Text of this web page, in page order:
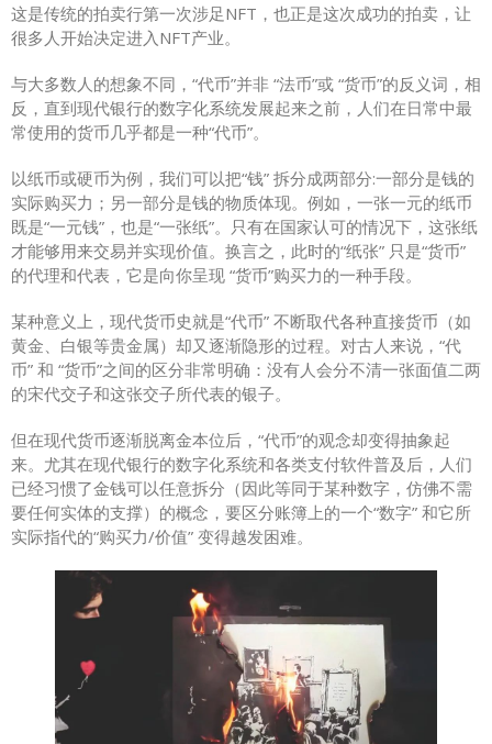
这是传统的拍卖行第一次涉足NFT，也正是这次成功的拍卖，让
很多人开始决定进入NFT产业。
与大多数人的想象不同，“代币”并非 “法币”或 “货币”的反义词，相
反，直到现代银行的数字化系统发展起来之前，人们在日常中最
常使用的货币几乎都是一种“代币”。
以纸币或硬币为例，我们可以把“钱” 拆分成两部分:一部分是钱的
实际购买力；另一部分是钱的物质体现。例如，一张一元的纸币
既是“一元钱”，也是“一张纸”。只有在国家认可的情况下，这张纸
才能够用来交易并实现价值。换言之，此时的“纸张” 只是“货币”
的代理和代表，它是向你呈现 “货币”购买力的一种手段。
某种意义上，现代货币史就是“代币” 不断取代各种直接货币（如
黄金、白银等贵金属）却又逐渐隐形的过程。对古人来说，“代
币” 和 “货币”之间的区分非常明确：没有人会分不清一张面值二两
的宋代交子和这张交子所代表的银子。
但在现代货币逐渐脱离金本位后，“代币”的观念却变得抽象起
来。尤其在现代银行的数字化系统和各类支付软件普及后，人们
已经习惯了金钱可以任意拆分（因此等同于某种数字，仿佛不需
要任何实体的支撑）的概念，要区分账簿上的一个“数字” 和它所
实际指代的“购买力/价值” 变得越发困难。